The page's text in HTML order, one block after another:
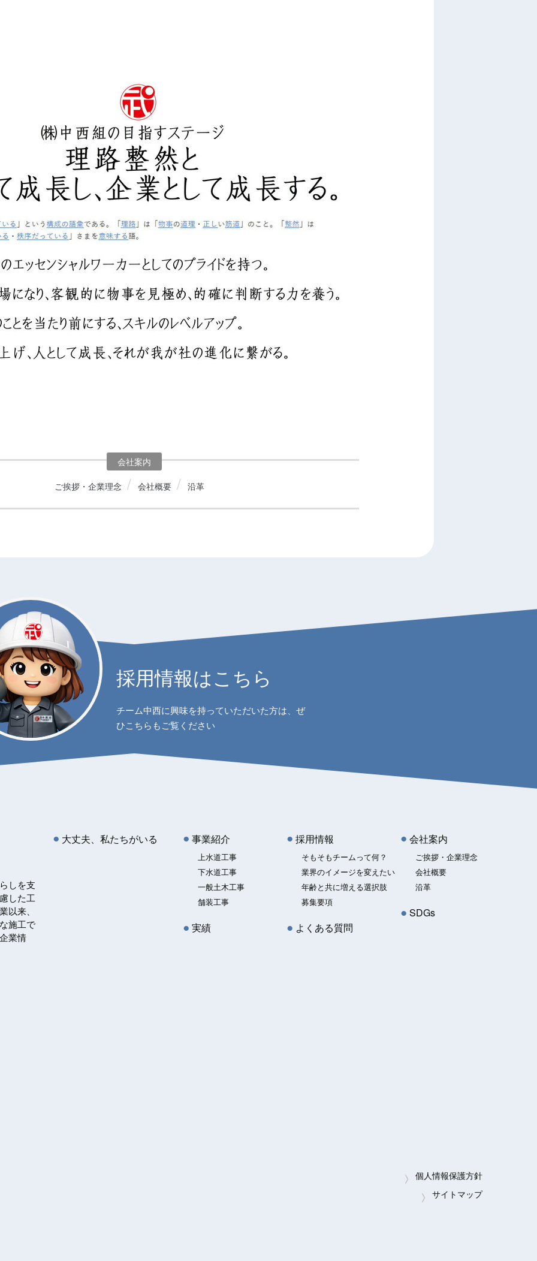
会社案内
ご挨拶・企業理念 会社概要 沿革
採用情報はこちら
チーム中西に興味を持っていただいた方は、ぜ
ひこちらもご覧ください
しを支
した工
以来、
施工で
業情
大丈夫、私たちがいる 事業紹介
上水道工事
下水道工事
一般土木工事
舗装工事
実績
採用情報
そもそもチームって何？
業界のイメージを変えたい
年齢と共に増える選択肢
募集要項
よくある質問
会社案内
ご挨拶・企業理念
会社概要
沿革
SDGs
個人情報保護方針
サイトマップ